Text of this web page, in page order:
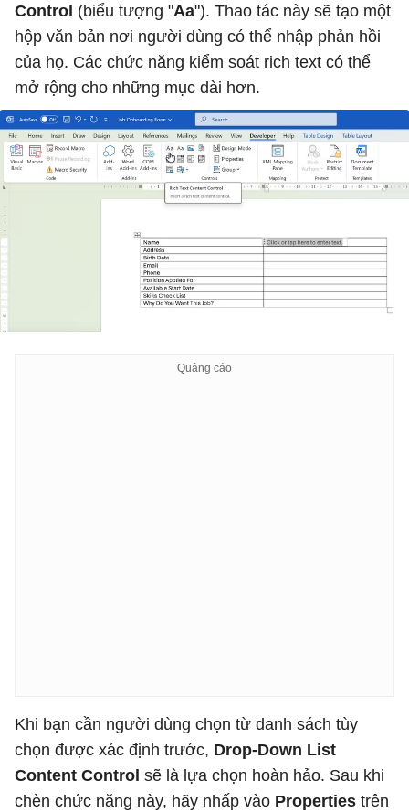
Control (biểu tượng "Aa"). Thao tác này sẽ tạo một
hộp văn bản nơi người dùng có thể nhập phản hồi
của họ. Các chức năng kiểm soát rich text có thể
mở rộng cho những mục dài hơn.
Khi bạn cần người dùng chọn từ danh sách tùy
chọn được xác định trước, Drop-Down List
Content Control sẽ là lựa chọn hoàn hảo. Sau khi
chèn chức năng này, hãy nhấp vào Properties trên